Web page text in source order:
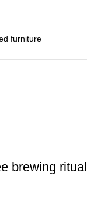
furniture
brewing ritual